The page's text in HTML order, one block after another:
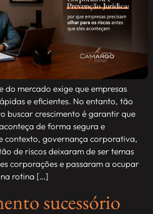
do mercado exige que empresas
e eficientes. No entanto, tão
buscar crescimento é garantir que
de forma segura e
contexto, governança corporativa,
de riscos deixaram de ser temas
corporações e passaram a ocupar
rotina […]
sucessório